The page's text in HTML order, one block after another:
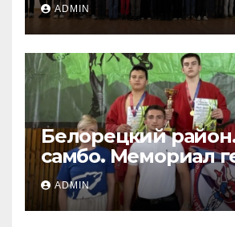
ADMIN
Белорецкий
самбо. Мемориал
ADMIN